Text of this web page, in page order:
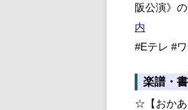
阪公演》
内
#Eテレ #
楽譜・
☆【おかあ